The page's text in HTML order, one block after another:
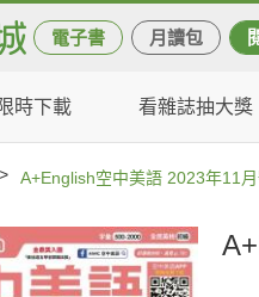
電子書 月讀包
限時下載 看雜誌抽大獎
> A+English空中美語 2023年11